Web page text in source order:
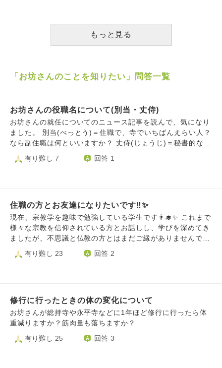
もっと見る
「お坊さんのことを知りたい」問答一覧
お坊さんの役職名について(別当・丈侍)
お坊さんの就任についてのニュース記事を読んで、気になり
ました。 別当(べっとう)＝住職で、寺でいちばんえらい人？
なら副住職は何といいますか？ 丈侍(じょうじ)＝秘書的な
るサイトはないでしょうか。 もしご存じでしたら、ご教示
有り難し 7 回答 1
住職の方とお友達になりたいです‼️✨
現在、宗教学を趣味で勉強している学生です👨‍🎓✨ これまで
様々な宗教を信仰されている方とお話しし、学びを深めてき
ましたが、不思議と仏教の方とはまだご縁がありませんでし
た😭💦 ​知識として学ぶだけでなく、実際に仏教徒の方や住
職の方の生のお声を聞いたり、考え方に触れたりして、対等
ただけないでしょうか🤔‼️
有り難し 23 回答 2
修行に行ったときの体の変化について
お坊さんが総持寺や永平寺などに1年ほど修行に行ったら体
重減りますか？筋肉量も落ちますか？
有り難し 25
回答 3